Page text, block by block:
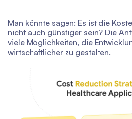
Man könnte sagen: Es ist die
nicht auch günstiger sein? Die
viele Möglichkeiten, die
wirtschaftlicher zu gestalten.